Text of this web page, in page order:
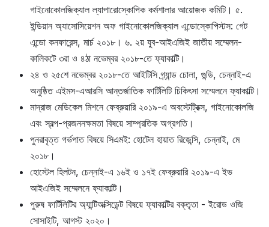
গাইনোকোলজিক্যাল ল্যাপারোস্কোপিক কর্মশালার আয়োজক কমিটি। ৫.
ইন্ডিয়ান অ্যাসোসিয়েশন অফ গাইনোকোলজিক্যাল এন্ডোস্কোপিস্টস: গেট
এন্ডো কনফারেন্স, মার্চ ২০১৮। ৬. ২য় যুব-আইএজিই জাতীয় সম্মেলন-
কালিকটে ৩রা ও ৪ঠা নভেম্বর ২০১৮-তে ফ্যাকাল্টি।
২৪ ও ২৫শে নভেম্বর ২০১৮-তে আইটিসি গ্র্যান্ড চোলা, গুন্ডি, চেন্নাই-এ
অনুষ্ঠিত এইমস-এআরসি আন্তর্জাতিক ফার্টিলিটি চিকিৎসা সম্মেলনে ফ্যাকাল্টি।
মাদ্রাজ মেডিকেল মিশনে ফেব্রুয়ারি ২০১৯-এ অবস্টেট্রিক্স, গাইনোকোলজি
এবং স্বল্প-প্রজননক্ষমতা বিষয়ে সাম্প্রতিক অগ্রগতি।
পুনরাবৃত্ত গর্ভপাত বিষয়ে সিএমই: হোটেল হায়াত রিজেন্সি, চেন্নাই, মে
২০১৮।
হোস্টেল হিলটন, চেন্নাই-এ ১৬ই ও ১৭ই ফেব্রুয়ারি ২০১৯-এ ইভ
আইএজিই সম্মেলনে ফ্যাকাল্টি।
পুরুষ ফার্টিলিটির অ্যান্টিঅক্সিডেন্ট বিষয়ে ফ্যাকাল্টির বক্তৃতা - ইরোড ওজি
সোসাইটি, আগস্ট ২০২০।